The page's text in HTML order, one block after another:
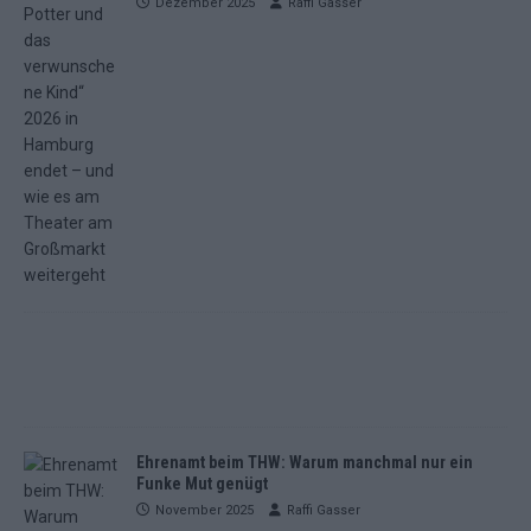
Ehrenamt beim THW: Warum manchmal nur ein
Funke Mut genügt
November 2025 Raffi Gasser